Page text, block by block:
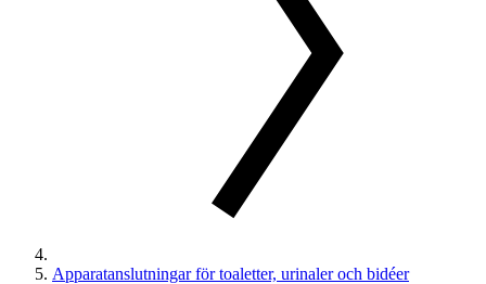
Apparatanslutningar för toaletter, urinaler och bidéer